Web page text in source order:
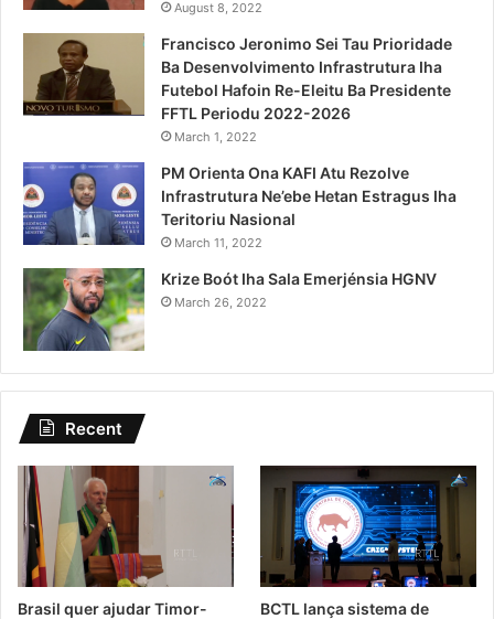
August 8, 2022
Francisco Jeronimo Sei Tau Prioridade
Ba Desenvolvimento Infrastrutura Iha
Futebol Hafoin Re-Eleitu Ba Presidente
FFTL Periodu 2022-2026
March 1, 2022
PM Orienta Ona KAFI Atu Rezolve
Infrastrutura Ne’ebe Hetan Estragus Iha
Teritoriu Nasional
March 11, 2022
Krize Boót Iha Sala Emerjénsia HGNV
March 26, 2022
Recent
Brasil quer ajudar Timor-
BCTL lança sistema de